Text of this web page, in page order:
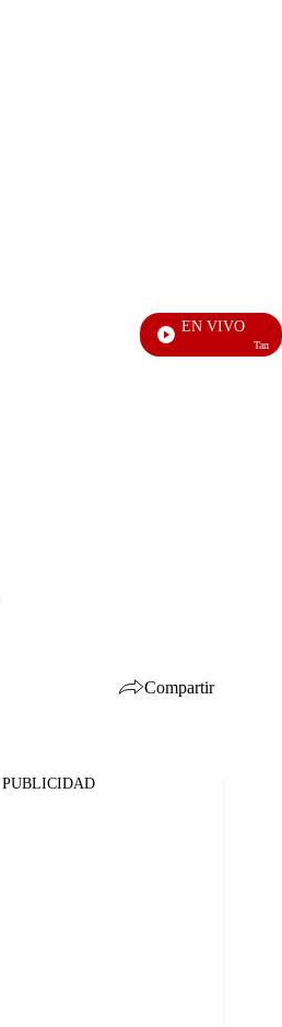
Entrada
de
EN VIVO
También
Compartir
PUBLICIDAD